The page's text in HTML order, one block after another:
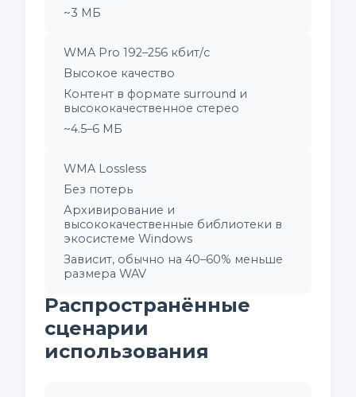
~3 МБ
WMA Pro 192–256 кбит/с
Высокое качество
Контент в формате surround и
высококачественное стерео
~4.5–6 МБ
WMA Lossless
Без потерь
Архивирование и
высококачественные библиотеки в
экосистеме Windows
Зависит, обычно на 40–60% меньше
размера WAV
Распространённые
сценарии
использования